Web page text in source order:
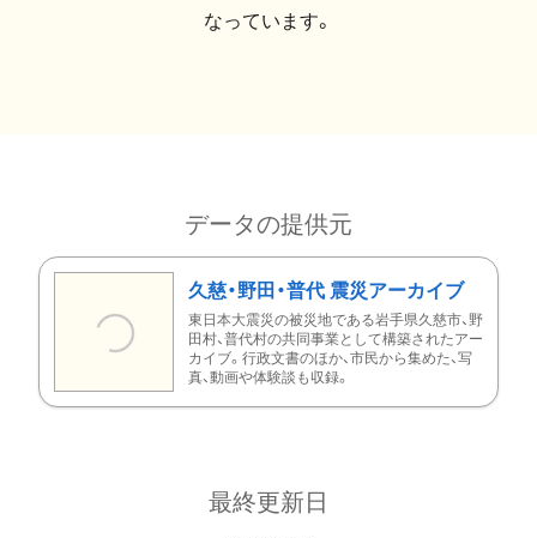
なっています。
データの提供元
久慈・野田・普代 震災アーカイブ
東日本大震災の被災地である岩手県久慈市、野
田村、普代村の共同事業として構築されたアー
カイブ。行政文書のほか、市民から集めた、写
真、動画や体験談も収録。
最終更新日